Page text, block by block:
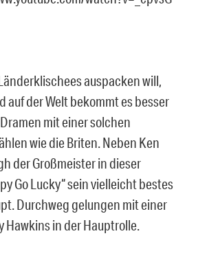
auspacken will,
auf der Welt bekommt es besser
mit einer solchen
wie die Briten. Neben Ken
der Großmeister in dieser
Go Lucky“ sein vielleicht bestes
Durchweg gelungen mit einer
Hawkins in der Hauptrolle.